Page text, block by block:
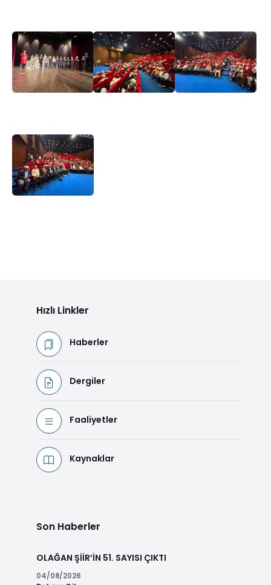
Hızlı Linkler
Haberler
Dergiler
Faaliyetler
Kaynaklar
Son Haberler
OLAĞAN ŞİİR’İN 51. SAYISI ÇIKTI
04/08/2026